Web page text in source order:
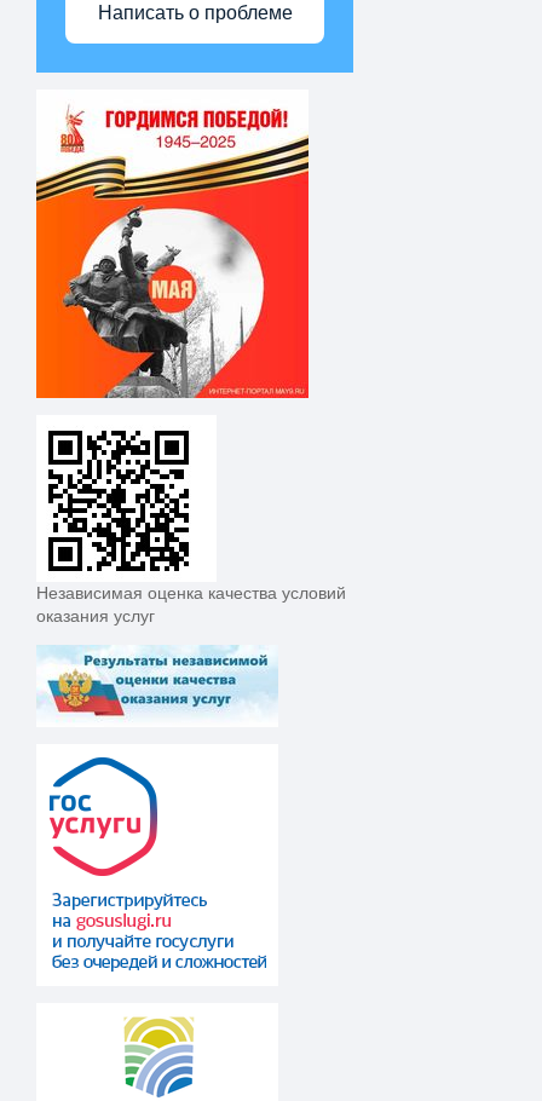
Написать о проблеме
Независимая оценка качества условий
оказания услуг